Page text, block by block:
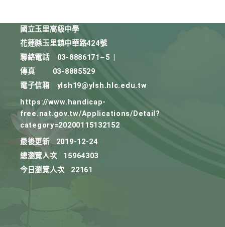
國立玉里高級中學
花蓮縣玉里鎮中華路424號
聯絡電話
03-8886171~5
傳真
03-8885529
電子信箱
ylsh19@ylsh.hlc.edu.tw
https://www.handicap-
free.nat.gov.tw/Applications/Detail?
category=20200115132152
最後更新
2019-12-24
總瀏覽人次
15964303
今日瀏覽人次
22161